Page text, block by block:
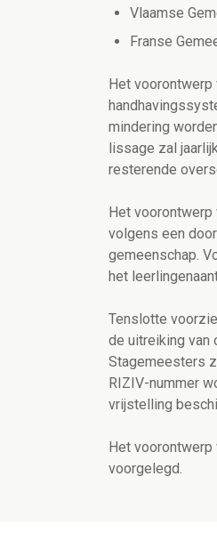
Vlaamse
Franse
Het
mindering
lissage zal
resterende
Het
volgens een
gemeenschap.
het
Tenslotte
de uitreiking van
Stagemeesters
RIZIV-nummer
vrijstelling
Het
voorgelegd.